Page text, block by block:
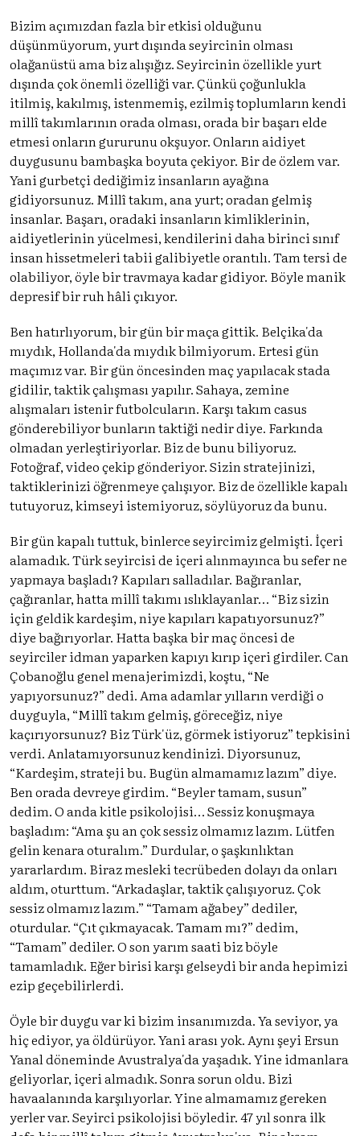
Bizim açımızdan fazla bir etkisi olduğunu
düşünmüyorum, yurt dışında seyircinin olması
olağanüstü ama biz alışığız. Seyircinin özellikle yurt
dışında çok önemli özelliği var. Çünkü çoğunlukla
itilmiş, kakılmış, istenmemiş, ezilmiş toplumların kendi
millî takımlarının orada olması, orada bir başarı elde
etmesi onların gururunu okşuyor. Onların aidiyet
duygusunu bambaşka boyuta çekiyor. Bir de özlem var.
Yani gurbetçi dediğimiz insanların ayağına
gidiyorsunuz. Millî takım, ana yurt; oradan gelmiş
insanlar. Başarı, oradaki insanların kimliklerinin,
aidiyetlerinin yücelmesi, kendilerini daha birinci sınıf
insan hissetmeleri tabii galibiyetle orantılı. Tam tersi de
olabiliyor, öyle bir travmaya kadar gidiyor. Böyle manik
depresif bir ruh hâli çıkıyor.
Ben hatırlıyorum, bir gün bir maça gittik. Belçika'da
mıydık, Hollanda'da mıydık bilmiyorum. Ertesi gün
maçımız var. Bir gün öncesinden maç yapılacak stada
gidilir, taktik çalışması yapılır. Sahaya, zemine
alışmaları istenir futbolcuların. Karşı takım casus
gönderebiliyor bunların taktiği nedir diye. Farkında
olmadan yerleştiriyorlar. Biz de bunu biliyoruz.
Fotoğraf, video çekip gönderiyor. Sizin stratejinizi,
taktiklerinizi öğrenmeye çalışıyor. Biz de özellikle kapalı
tutuyoruz, kimseyi istemiyoruz, söylüyoruz da bunu.
Bir gün kapalı tuttuk, binlerce seyircimiz gelmişti. İçeri
alamadık. Türk seyircisi de içeri alınmayınca bu sefer ne
yapmaya başladı? Kapıları salladılar. Bağıranlar,
çağıranlar, hatta millî takımı ıslıklayanlar… “Biz sizin
için geldik kardeşim, niye kapıları kapatıyorsunuz?”
diye bağırıyorlar. Hatta başka bir maç öncesi de
seyirciler idman yaparken kapıyı kırıp içeri girdiler. Can
Çobanoğlu genel menajerimizdi, koştu, “Ne
yapıyorsunuz?” dedi. Ama adamlar yılların verdiği o
duyguyla, “Millî takım gelmiş, göreceğiz, niye
kaçırıyorsunuz? Biz Türk'üz, görmek istiyoruz” tepkisini
verdi. Anlatamıyorsunuz kendinizi. Diyorsunuz,
“Kardeşim, strateji bu. Bugün almamamız lazım” diye.
Ben orada devreye girdim. “Beyler tamam, susun”
dedim. O anda kitle psikolojisi… Sessiz konuşmaya
başladım: “Ama şu an çok sessiz olmamız lazım. Lütfen
gelin kenara oturalım.” Durdular, o şaşkınlıktan
yararlardım. Biraz mesleki tecrübeden dolayı da onları
aldım, oturttum. “Arkadaşlar, taktik çalışıyoruz. Çok
sessiz olmamız lazım.” “Tamam ağabey” dediler,
oturdular. “Çıt çıkmayacak. Tamam mı?” dedim,
“Tamam” dediler. O son yarım saati biz böyle
tamamladık. Eğer birisi karşı gelseydi bir anda hepimizi
ezip geçebilirlerdi.
Öyle bir duygu var ki bizim insanımızda. Ya seviyor, ya
hiç ediyor, ya öldürüyor. Yani arası yok. Aynı şeyi Ersun
Yanal döneminde Avustralya'da yaşadık. Yine idmanlara
geliyorlar, içeri almadık. Sonra sorun oldu. Bizi
havaalanında karşılıyorlar. Yine almamamız gereken
yerler var. Seyirci psikolojisi böyledir. 47 yıl sonra ilk